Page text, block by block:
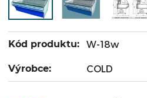
Kód produktu: W-18w
Výrobce: COLD